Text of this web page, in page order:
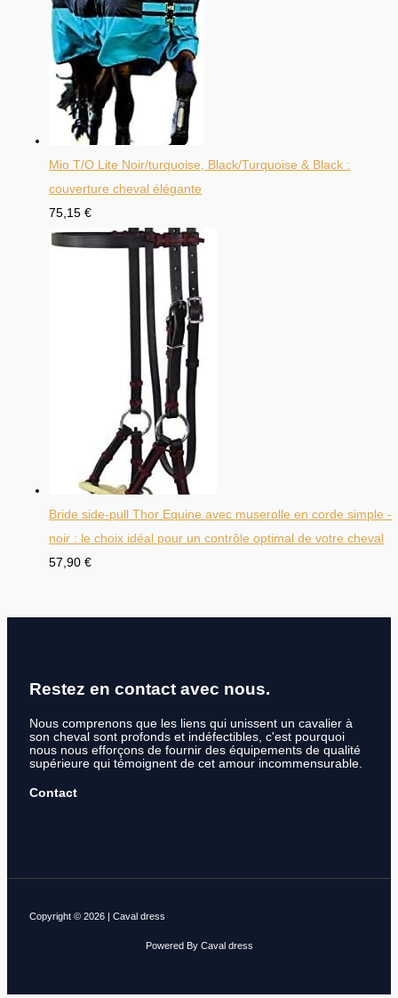
Mio T/O Lite Noir/turquoise, Black/Turquoise & Black :
couverture cheval élégante
75,15€
Bride side-pull Thor Equine avec muserolle en corde simple -
noir : le choix idéal pour un contrôle optimal de votre cheval
57,90€
Restez en contact avec nous.
Nous comprenons que les liens qui unissent un cavalier à
son cheval sont profonds et indéfectibles, c'est pourquoi
nous nous efforçons de fournir des équipements de qualité
supérieure qui témoignent de cet amour incommensurable.
Contact
Copyright © 2026 | Caval dress
Powered By Caval dress